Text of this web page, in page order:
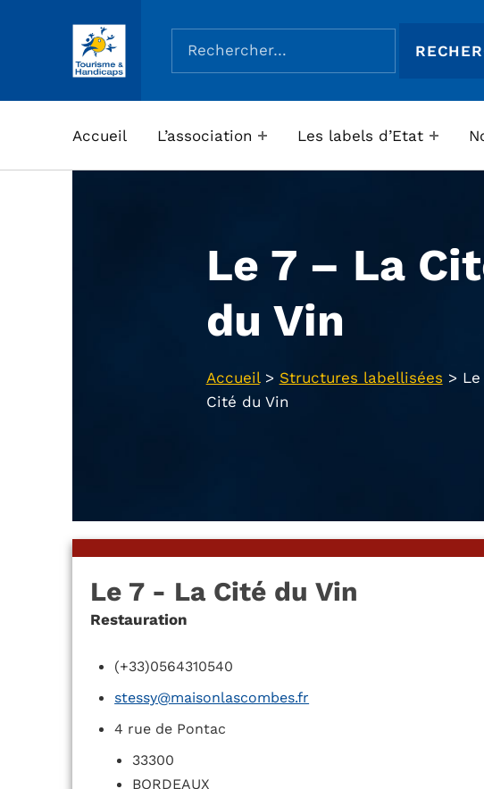
ASSOCIATION TOURISME ET HANDICAPS
Rechercher :
Accueil L’association Les labels d’Etat
Le 7 – La
du Vin
Accueil> Structures labellisées >
Cité du Vin
Le 7 - La Cité du Vin
Restauration
(+33)0564310540
stessy@maisonlascombes.fr
4 rue de Pontac
33300
BORDEAUX